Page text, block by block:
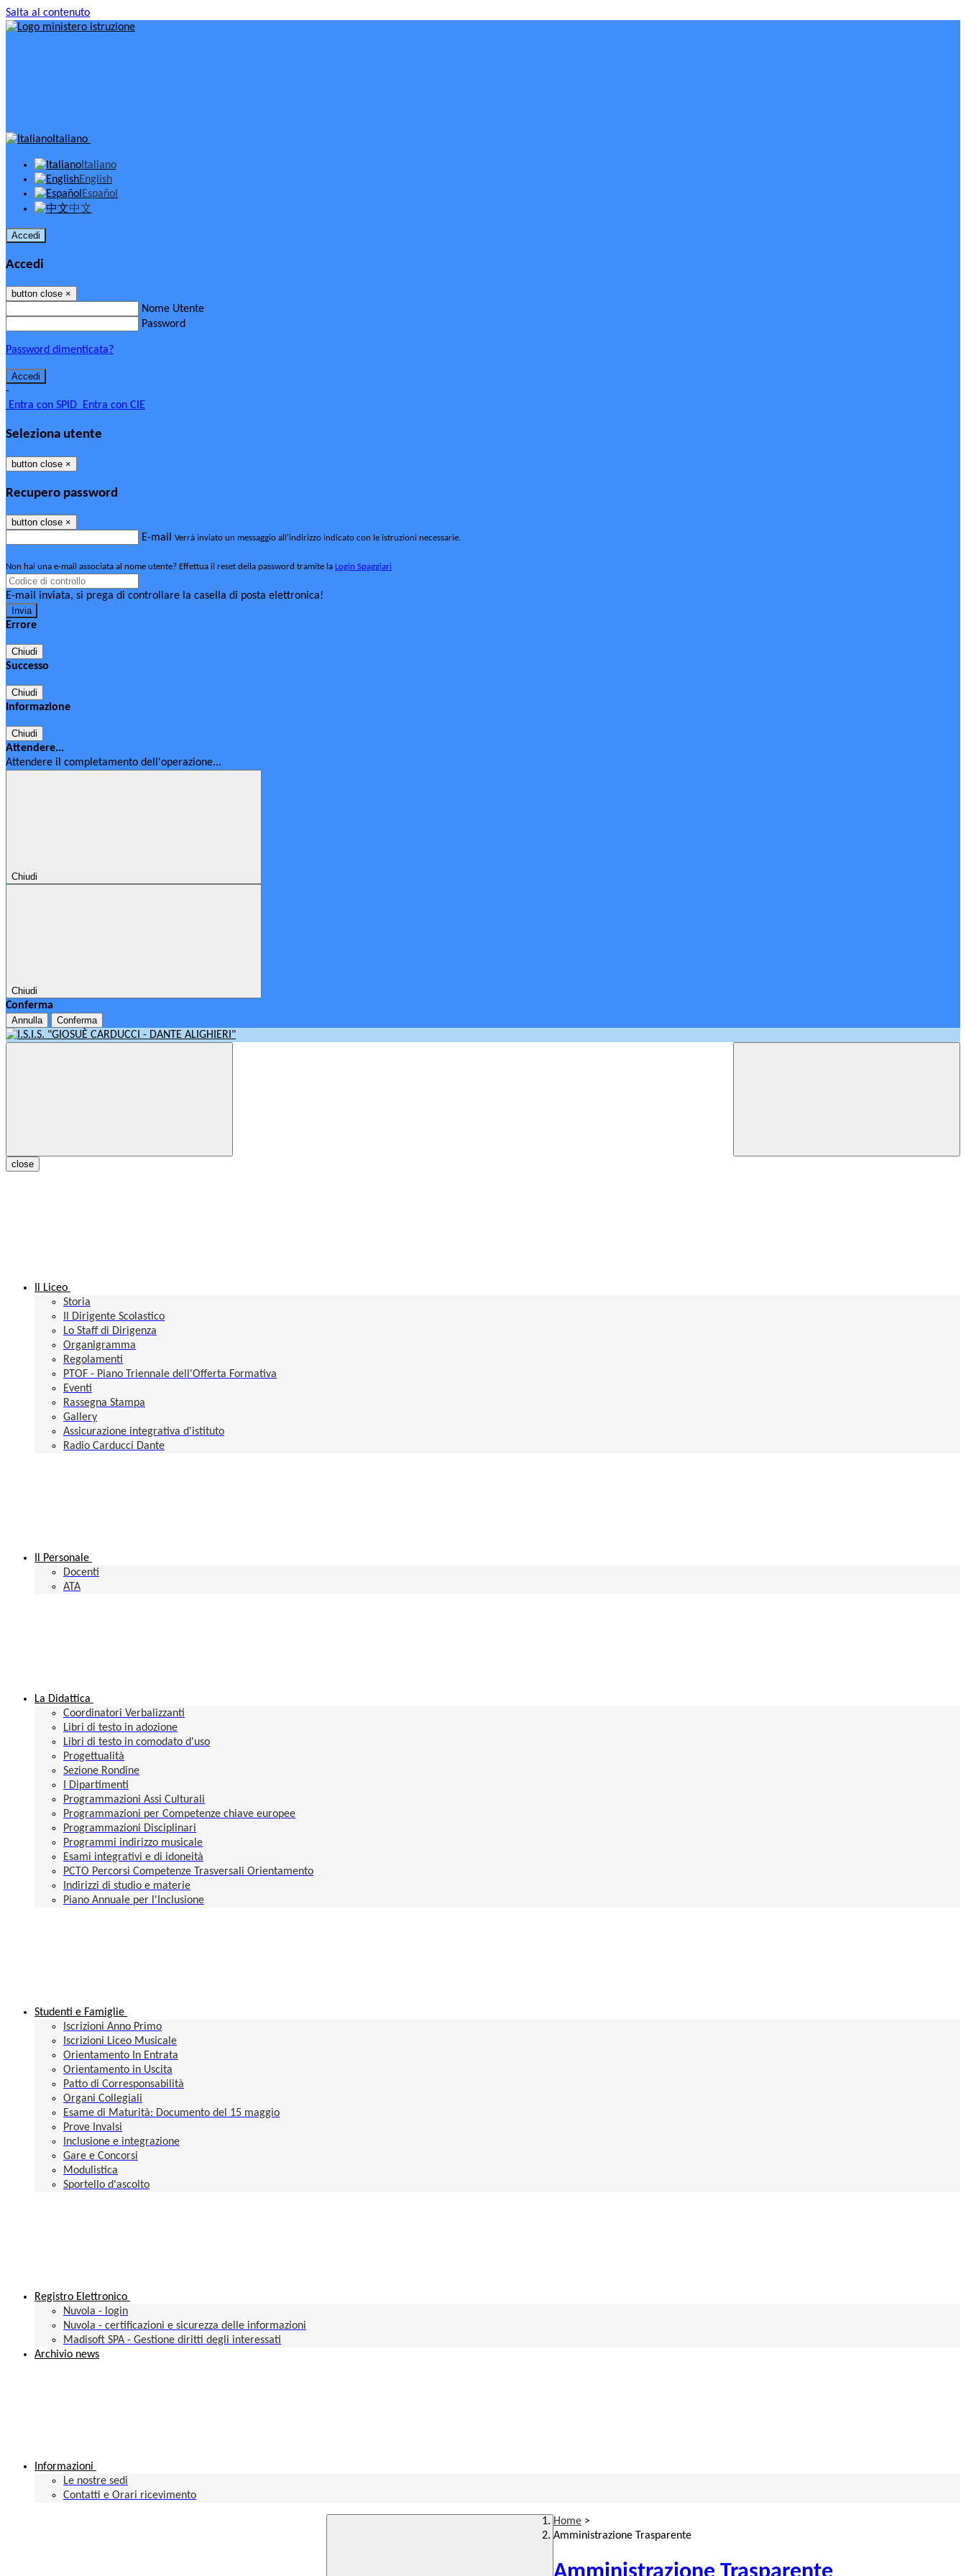
Salta al contenuto
Italiano
Italiano
English
Español
中文
Accedi
Accedi
button close ×
Nome Utente
Password
Password dimenticata?
-
Entra con SPID Entra con CIE
Seleziona utente
button close ×
Recupero password
button close ×
E-mail Verrà inviato un messaggio all'indirizzo indicato con le istruzioni necessarie.
Non hai una e-mail associata al nome utente? Effettua il reset della password tramite la Login Spaggiari
E-mail inviata, si prega di controllare la casella di posta elettronica!
Errore
Chiudi
Successo
Chiudi
Informazione
Chiudi
Attendere...
Attendere il completamento dell'operazione...
Chiudi
Chiudi
Conferma
Annulla Conferma
close
Il Liceo
Storia
Il Dirigente Scolastico
Lo Staff di Dirigenza
Organigramma
Regolamenti
PTOF - Piano Triennale dell'Offerta Formativa
Eventi
Rassegna Stampa
Gallery
Assicurazione integrativa d'istituto
Radio Carducci Dante
Il Personale
Docenti
ATA
La Didattica
Coordinatori Verbalizzanti
Libri di testo in adozione
Libri di testo in comodato d'uso
Progettualità
Sezione Rondine
I Dipartimenti
Programmazioni Assi Culturali
Programmazioni per Competenze chiave europee
Programmazioni Disciplinari
Programmi indirizzo musicale
Esami integrativi e di idoneità
PCTO Percorsi Competenze Trasversali Orientamento
Indirizzi di studio e materie
Piano Annuale per l'Inclusione
Studenti e Famiglie
Iscrizioni Anno Primo
Iscrizioni Liceo Musicale
Orientamento In Entrata
Orientamento in Uscita
Patto di Corresponsabilità
Organi Collegiali
Esame di Maturità: Documento del 15 maggio
Prove Invalsi
Inclusione e integrazione
Gare e Concorsi
Modulistica
Sportello d'ascolto
Registro Elettronico
Nuvola - login
Nuvola - certificazioni e sicurezza delle informazioni
Madisoft SPA - Gestione diritti degli interessati
Archivio news
Informazioni
Le nostre sedi
Contatti e Orari ricevimento
Home >
Amministrazione Trasparente